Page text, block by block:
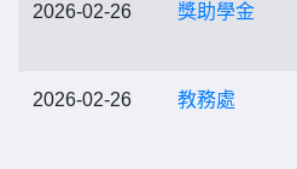
2026-02-26 獎助學金
2026-02-26 教務處